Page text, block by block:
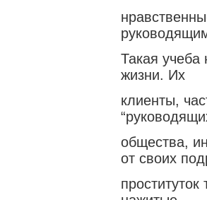
Такая учеба
жизни. Их
клиенты,
общества,
от своих